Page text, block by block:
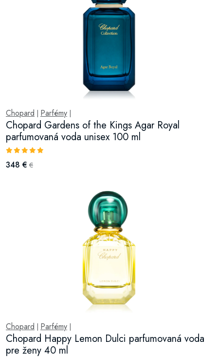
Chopard Parfémy
Chopard Gardens of the Kings Agar Royal
parfumovaná voda unisex 100 ml
348 € €
Chopard Parfémy
Chopard Happy Lemon Dulci parfumovaná voda
pre ženy 40 ml